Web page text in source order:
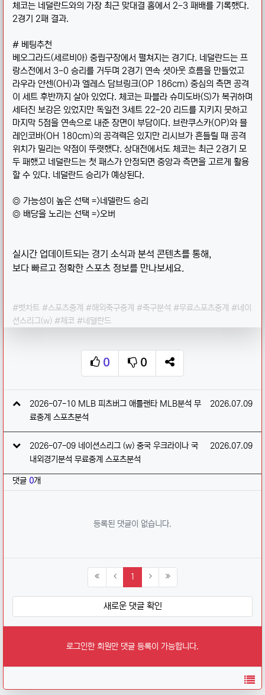
체코는 네덜란드와의 가장 최근 맞대결 홈에서 2-3 패배를 기록했다.
2경기 2패 결과.
# 베팅추천
베오그라드(세르비아) 중립구장에서 펼쳐지는 경기다. 네덜란드는 프
랑스전에서 3-0 승리를 거두며 2경기 연속 셧아웃 흐름을 만들었고
라우라 얀센(OH)과 엘레스 담브링크(OP 186cm) 중심의 측면 공격
이 세트 후반까지 살아 있었다. 체코는 파블라 슈미도바(S)가 복귀하며
세터진 보강은 있었지만 독일전 3세트 22-20 리드를 지키지 못하고
마지막 5점을 연속으로 내준 장면이 부담이다. 브란쿠스카(OP)와 믈
레인코바(OH 180cm)의 공격력은 있지만 리시브가 흔들릴 때 공격
위치가 밀리는 약점이 뚜렷했다. 상대전에서도 체코는 최근 2경기 모
두 패했고 네덜란드는 첫 패스가 안정되면 중앙과 측면을 고르게 활용
할 수 있다. 네덜란드 승리가 예상된다.
◎ 가능성이 높은 선택 =>네델란드 승리
◎ 배당을 노리는 선택 =>오버
실시간 업데이트되는 경기 소식과 분석 콘텐츠를 통해,
보다 빠르고 정확한 스포츠 정보를 만나보세요.
#벳차트 #스포츠중계 #해외축구중계 #축구분석 #무료스포츠중계 #네이
션스리그(w) #체코 #네덜란드
0
추천
0
비추천SNS 공유
2026-07-10 MLB 피츠버그 애틀랜타 MLB분석 무
료중계 스포츠분석
작성일
2026.07.09
2026-07-09 네이션스리그 (w) 중국 우크라이나 국
내외경기분석 무료중계 스포츠분석
작성일
2026.07.09
댓글 0개
등록된 댓글이 없습니다.
1 (current)
새로운 댓글 확인
로그인한 회원만 댓글 등록이 가능합니다.
목